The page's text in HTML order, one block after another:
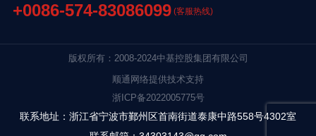
+0086-574-83086099 (客服热线)
版权所有：2008-2024中基控股集团有限公司
顺通网络提供技术支持
浙ICP备2022005775号
联系地址：浙江省宁波市鄞州区首南街道泰康中路558号4302室